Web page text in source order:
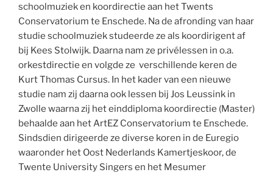
schoolmuziek en koordirectie aan het Twents
Conservatorium te Enschede. Na de afronding van haar
studie schoolmuziek studeerde ze als koordirigent af
bij Kees Stolwijk. Daarna nam ze privélessen in o.a.
orkestdirectie en volgde ze verschillende keren de
Kurt Thomas Cursus. In het kader van een nieuwe
studie nam zij daarna ook lessen bij Jos Leussink in
Zwolle waarna zij het einddiploma koordirectie (Master)
behaalde aan het ArtEZ Conservatorium te Enschede.
Sindsdien dirigeerde ze diverse koren in de Euregio
waaronder het Oost Nederlands Kamertjeskoor, de
Twente University Singers en het Mesumer